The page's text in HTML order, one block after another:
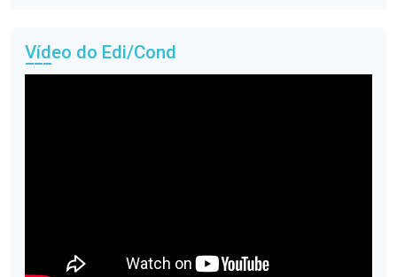
Vídeo do Edi/Cond